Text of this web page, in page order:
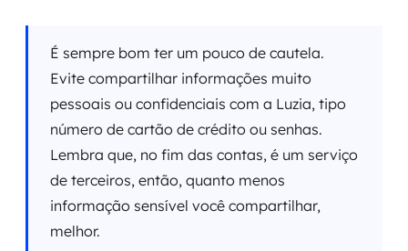
É sempre bom ter um pouco de cautela.
Evite compartilhar informações muito
pessoais ou confidenciais com a Luzia, tipo
número de cartão de crédito ou senhas.
Lembra que, no fim das contas, é um serviço
de terceiros, então, quanto menos
informação sensível você compartilhar,
melhor.